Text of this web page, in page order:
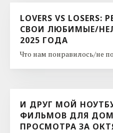
LOVERS VS
СВОИ ЛЮБИМЫЕ/
2025 ГОДА
Что нам понравилось/не
И ДРУГ МОЙ
ФИЛЬМОВ ДЛЯ
ПРОСМОТРА ЗА